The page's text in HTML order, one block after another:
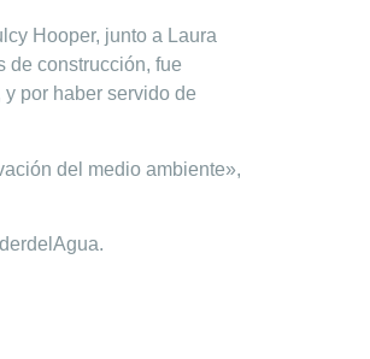
Hooper, junto a Laura
de construcción, fue
por haber servido de
del medio ambiente»,